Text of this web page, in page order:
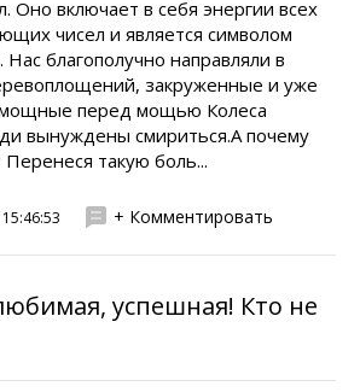
Оно включает в себя энергии всех
чисел и является символом
благополучно направляли в
закруженные и уже
перед мощью Колеса
вынуждены смириться.А почему
Перенеся такую боль...
+ Комментировать
успешная! Кто не